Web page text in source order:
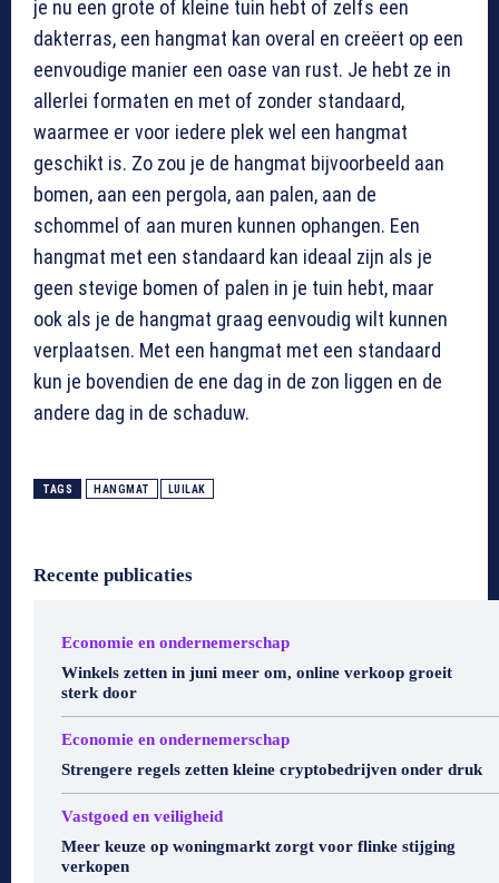
je nu een grote of kleine tuin hebt of zelfs een
dakterras, een hangmat kan overal en creëert op een
eenvoudige manier een oase van rust. Je hebt ze in
allerlei formaten en met of zonder standaard,
waarmee er voor iedere plek wel een hangmat
geschikt is. Zo zou je de hangmat bijvoorbeeld aan
bomen, aan een pergola, aan palen, aan de
schommel of aan muren kunnen ophangen. Een
hangmat met een standaard kan ideaal zijn als je
geen stevige bomen of palen in je tuin hebt, maar
ook als je de hangmat graag eenvoudig wilt kunnen
verplaatsen. Met een hangmat met een standaard
kun je bovendien de ene dag in de zon liggen en de
andere dag in de schaduw.
TAGS HANGMAT LUILAK
Recente publicaties
Economie en ondernemerschap
Winkels zetten in juni meer om, online verkoop groeit
sterk door
Economie en ondernemerschap
Strengere regels zetten kleine cryptobedrijven onder druk
Vastgoed en veiligheid
Meer keuze op woningmarkt zorgt voor flinke stijging
verkopen